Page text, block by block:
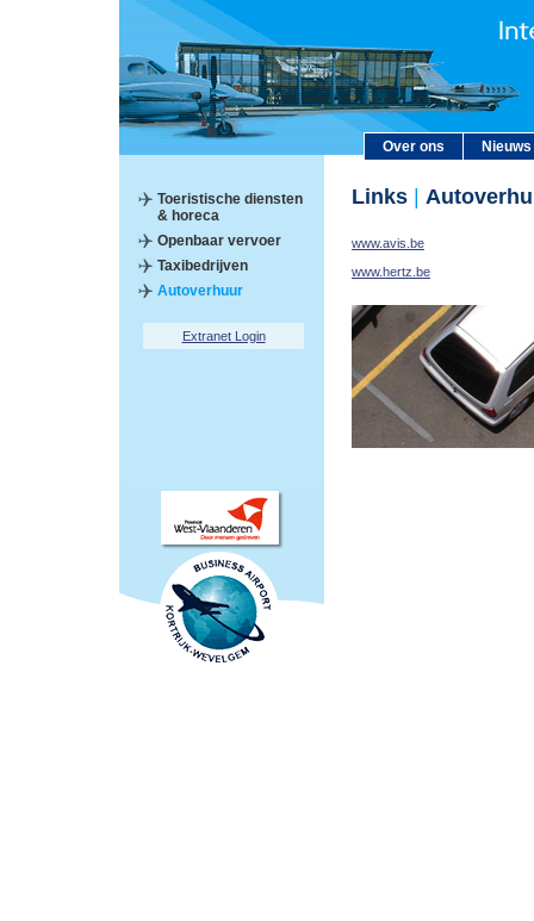
Over ons Nieuws
Toeristische diensten
& horeca
Openbaar vervoer
Taxibedrijven
Autoverhuur
Extranet Login
Links
www.avis.be
www.hertz.be